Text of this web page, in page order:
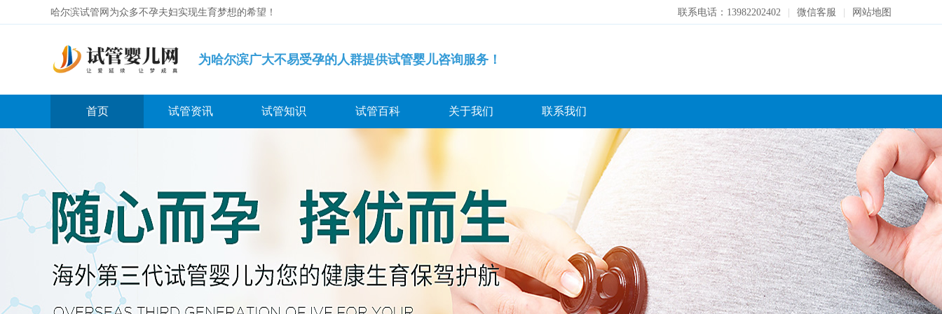
哈尔滨试管网为众多不孕夫妇实现生育梦想的希望！ 联系电话：13982202402 微信客服 网站地图
为哈尔滨广大不易受孕的人群提供试管婴儿咨询服务！
首页 试管资讯 试管知识 试管百科 关于我们 联系我们